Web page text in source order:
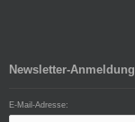
Newsletter-Anmeldung
E-Mail-Adresse: